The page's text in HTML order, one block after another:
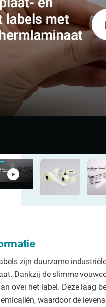
zijn duurzame
Dankzij de slimme
over het label. Deze laag
waardoor de